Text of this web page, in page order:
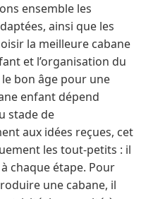
ensemble les
ainsi que les
la meilleure cabane
et l’organisation du
bon âge pour une
enfant dépend
stade de
aux idées reçues, cet
les tout-petits : il
chaque étape. Pour
une cabane, il